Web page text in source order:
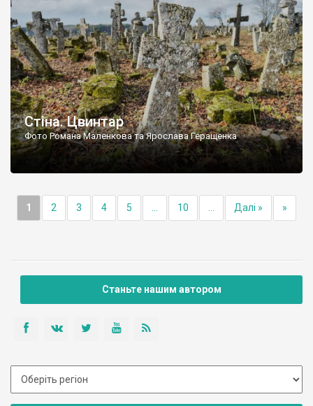
Стіна. Цвинтар
Фото Романа Маленкова та Ярослава Геращенка
1 2 3 4 5 10 Далі » »
Станьте нашим автором